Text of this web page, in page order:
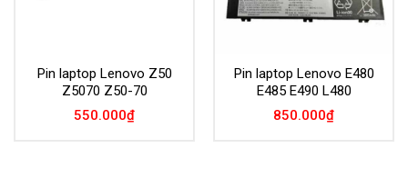
Pin laptop Lenovo Z50
Z5070 Z50-70
550.000₫
Pin laptop Lenovo E480
E485 E490 L480
850.000₫